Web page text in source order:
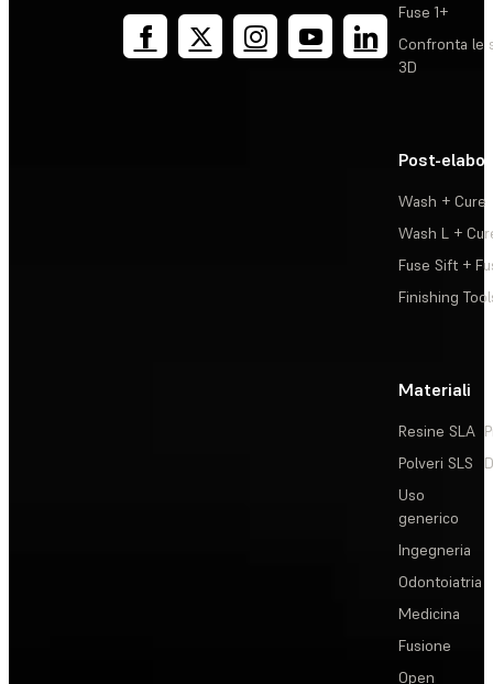
Fuse 1+
Confronta le
3D
Post-
Wash + Cure
Wash L +
Fuse Sift +
Finishing
Materiali
Resine SLA
Polveri SLS
Uso
generico
Ingegneria
Odontoiatria
Medicina
Fusione
Open